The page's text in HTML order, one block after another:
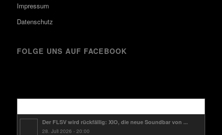
Impressum
Datenschutz
FOLGE UNS AUF FACEBOOK
Der FLSV wird rückfällig: XIO, die neue Soundbar von ...
28. Juli 2026 - 20:00